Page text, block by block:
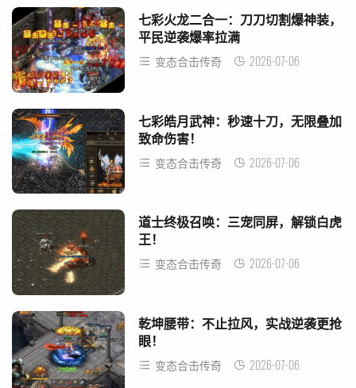
七彩火龙二合一：刀刀切割爆神装，
平民逆袭爆率拉满
变态合击传奇 2026-07-06
七彩皓月武神：秒速十刀，无限叠加
致命伤害！
变态合击传奇 2026-07-06
道士终极召唤：三宠同屏，解锁白虎
王！
变态合击传奇 2026-07-06
乾坤腰带：不止拉风，实战逆袭更抢
眼！
变态合击传奇 2026-07-06